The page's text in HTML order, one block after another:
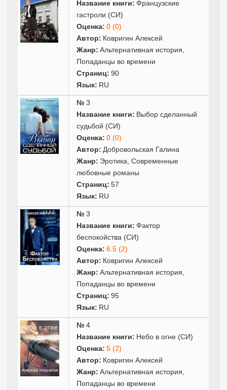
Название книги: Французские
гастроли (СИ)
Оценка: 0 (0)
Автор: Ковригин Алексей
Жанр: Альтернативная история
Попаданцы во времени
Страниц: 90
Язык: RU
№ 3
Название книги: Выбор сделанный
судьбой (СИ)
Оценка: 0 (0)
Автор: Добровольская Галина
Жанр: Эротика ,Современные
любовные романы
Страниц: 57
Язык: RU
№ 3
Название книги: Фактор
беспокойства (СИ)
Оценка: 6.5 (2)
Автор: Ковригин Алексей
Жанр: Альтернативная история
Попаданцы во времени
Страниц: 95
Язык: RU
№ 4
Название книги: Небо в огне (СИ)
Оценка: 5 (2)
Автор: Ковригин Алексей
Жанр: Альтернативная история
Попаданцы во времени